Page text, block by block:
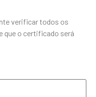
verificar todos os
que o certificado será